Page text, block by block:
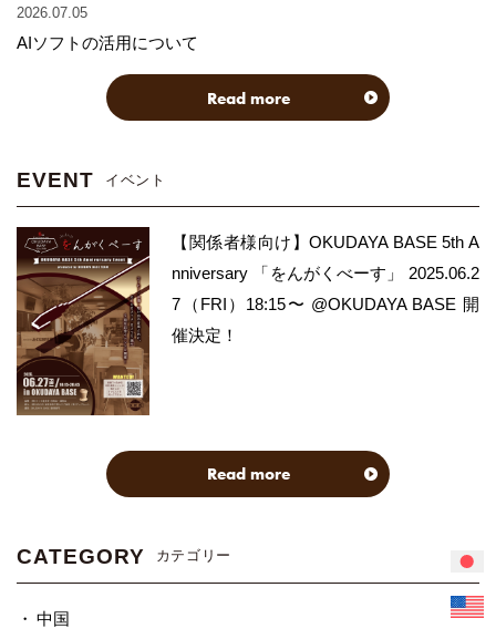
2026.07.05
AIソフトの活用について
Read more
EVENT イベント
【関係者様向け】OKUDAYA BASE 5th A
nniversary 「をんがくべーす」 2025.06.2
7（FRI）18:15〜 @OKUDAYA BASE 開
催決定！
Read more
CATEGORY カテゴリー
中国